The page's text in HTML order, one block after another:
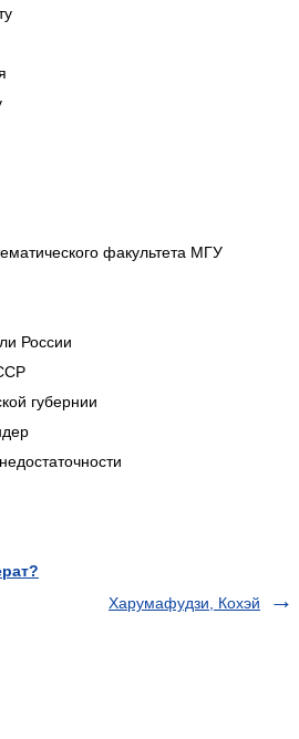
факультета МГУ
России
губернии
Харумафудзи, Кохэй